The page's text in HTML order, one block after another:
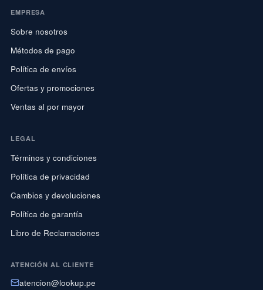
EMPRESA
Sobre nosotros
Métodos de pago
Política de envíos
Ofertas y promociones
Ventas al por mayor
LEGAL
Términos y condiciones
Política de privacidad
Cambios y devoluciones
Política de garantía
Libro de Reclamaciones
ATENCIÓN AL CLIENTE
atencion@lookup.pe